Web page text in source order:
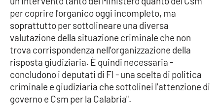
Società
Sport
RUBRICHE
Good Morning Vietnam
per coprire l'organico oggi incompleto, ma
soprattutto per sottolineare una diversa
valutazione della situazione criminale che non
trova corrispondenza nell'organizzazione della
risposta giudiziaria. È quindi necessaria -
concludono i deputati di FI - una scelta di politica
criminale e giudiziaria che sottolinei l'attenzione di
governo e Csm per la Calabria".